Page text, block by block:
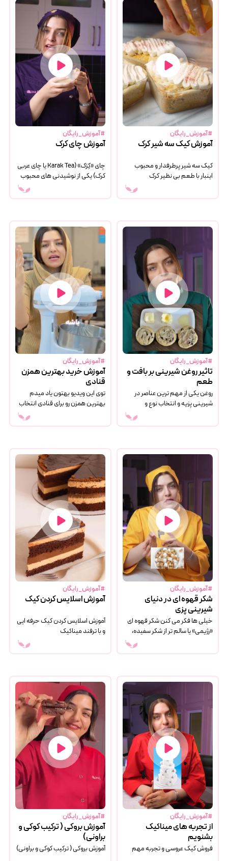
#آموزش_رایگان
آموزش کیک سه شیر کرک
کیک سه شیر پرطرفدار و محبوب
اینبار با طعم بی نظیر کرک
#آموزش_رایگان
آموزش چای کرک
چای «کِرَک» (Karak Tea یا چای عربی
کرک) یکی از نوشیدنی های محبوب
در میان کشورهای حوزه خلیج فارس،
#آموزش_رایگان
تاثیر روغن شیرینی بر بافت و
طعم
روغن یکی از مهم ترین عناصر در
شیرینی پزیه و انتخاب نوع و
رطوبت و حتی ماندگاری شیرینی رو
#آموزش_رایگان
آموزش خرید بهترین همزن
قنادی
توی این ویدیو بهتون یاد میدم
بهترین همزن رو برای قنادی انتخاب
#آموزش_رایگان
شکر قهوه ای در دنیای
شیرینی پزی
خیلی ها فکر می کنن شکر قهوه ای
«رژیمی» یا سالم تر از شکر سفیده،
ولی واقعیت کمی متفاوت هست.
بذار دقیق و ساده برات توضیح بدم :
#آموزش_رایگان
آموزش اسلایس کردن کیک
آموزش اسلایس کردن کیک حرفه ایی
و با ترفند میناکیک
#آموزش_رایگان
از تجربه های میناکیک
بشنویم
فروش کیک عروسی و تجربه مهم
#آموزش_رایگان
آموزش بروکی ( ترکیب کوکی و
براونی️)
آموزش بروکی ( ترکیب کوکی و براونی️)